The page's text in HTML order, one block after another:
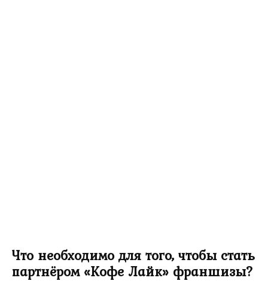
Что необходимо для того, чтобы стать
партнёром «Кофе Лайк» франшизы?